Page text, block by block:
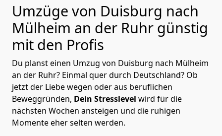
Umzüge von Duisburg nach
Mülheim an der Ruhr günstig
mit den Profis
Du planst einen Umzug von Duisburg nach Mülheim
an der Ruhr? Einmal quer durch Deutschland? Ob
jetzt der Liebe wegen oder aus beruflichen
Beweggründen, Dein Stresslevel wird für die
nächsten Wochen ansteigen und die ruhigen
Momente eher selten werden.